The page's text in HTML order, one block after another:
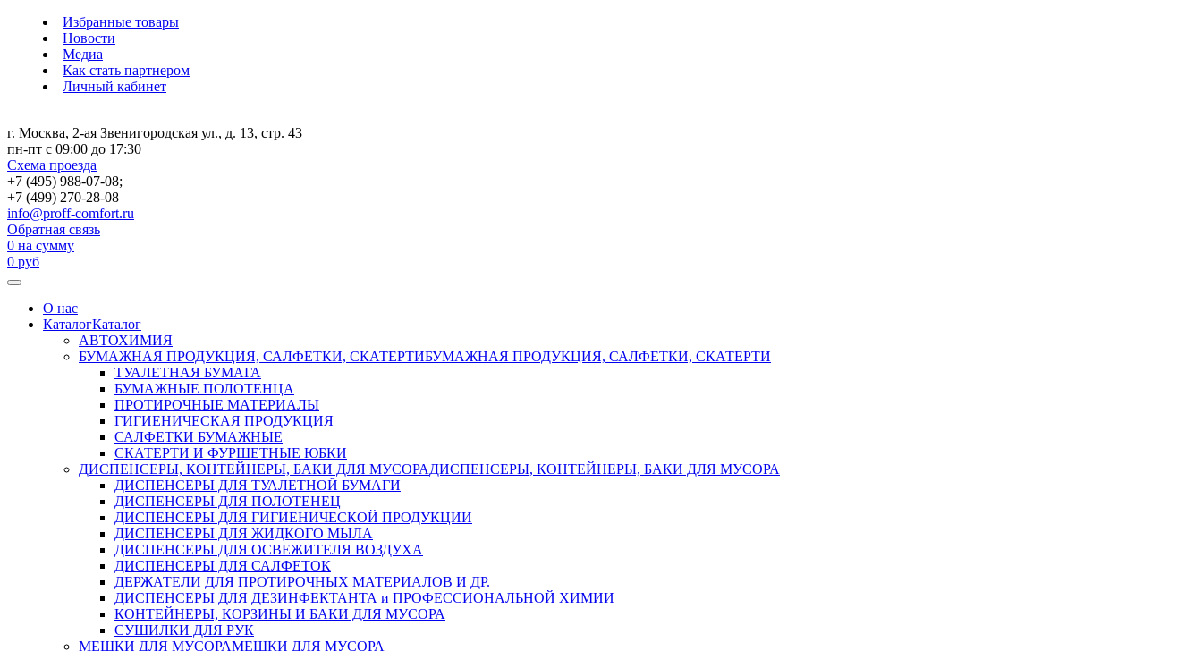
Избранные товары
Новости
Медиа
Как стать партнером
Личный кабинет
г. Москва, 2-ая Звенигородская ул., д. 13, стр. 43
пн-пт с 09:00 до 17:30
Схема проезда
+7 (495) 988-07-08;
+7 (499) 270-28-08
info@proff-comfort.ru
Обратная связь
0 на сумму
0 руб
О нас
КаталогКаталог
АВТОХИМИЯ
БУМАЖНАЯ ПРОДУКЦИЯ, САЛФЕТКИ, СКАТЕРТИБУМАЖНАЯ ПРОДУКЦИЯ, САЛФЕТКИ, СКАТЕРТИ
ТУАЛЕТНАЯ БУМАГА
БУМАЖНЫЕ ПОЛОТЕНЦА
ПРОТИРОЧНЫЕ МАТЕРИАЛЫ
ГИГИЕНИЧЕСКАЯ ПРОДУКЦИЯ
САЛФЕТКИ БУМАЖНЫЕ
СКАТЕРТИ И ФУРШЕТНЫЕ ЮБКИ
ДИСПЕНСЕРЫ, КОНТЕЙНЕРЫ, БАКИ ДЛЯ МУСОРАДИСПЕНСЕРЫ, КОНТЕЙНЕРЫ, БАКИ ДЛЯ МУСОРА
ДИСПЕНСЕРЫ ДЛЯ ТУАЛЕТНОЙ БУМАГИ
ДИСПЕНСЕРЫ ДЛЯ ПОЛОТЕНЕЦ
ДИСПЕНСЕРЫ ДЛЯ ГИГИЕНИЧЕСКОЙ ПРОДУКЦИИ
ДИСПЕНСЕРЫ ДЛЯ ЖИДКОГО МЫЛА
ДИСПЕНСЕРЫ ДЛЯ ОСВЕЖИТЕЛЯ ВОЗДУХА
ДИСПЕНСЕРЫ ДЛЯ САЛФЕТОК
ДЕРЖАТЕЛИ ДЛЯ ПРОТИРОЧНЫХ МАТЕРИАЛОВ И ДР.
ДИСПЕНСЕРЫ ДЛЯ ДЕЗИНФЕКТАНТА и ПРОФЕССИОНАЛЬНОЙ ХИМИИ
КОНТЕЙНЕРЫ, КОРЗИНЫ И БАКИ ДЛЯ МУСОРА
СУШИЛКИ ДЛЯ РУК
МЕШКИ ДЛЯ МУСОРАМЕШКИ ДЛЯ МУСОРА